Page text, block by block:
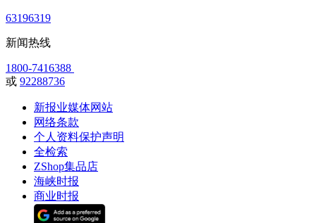
63196319
新闻热线
1800-7416388
或 92288736
新报业媒体网站
网络条款
个人资料保护声明
全检索
ZShop集品店
海峡时报
商业时报